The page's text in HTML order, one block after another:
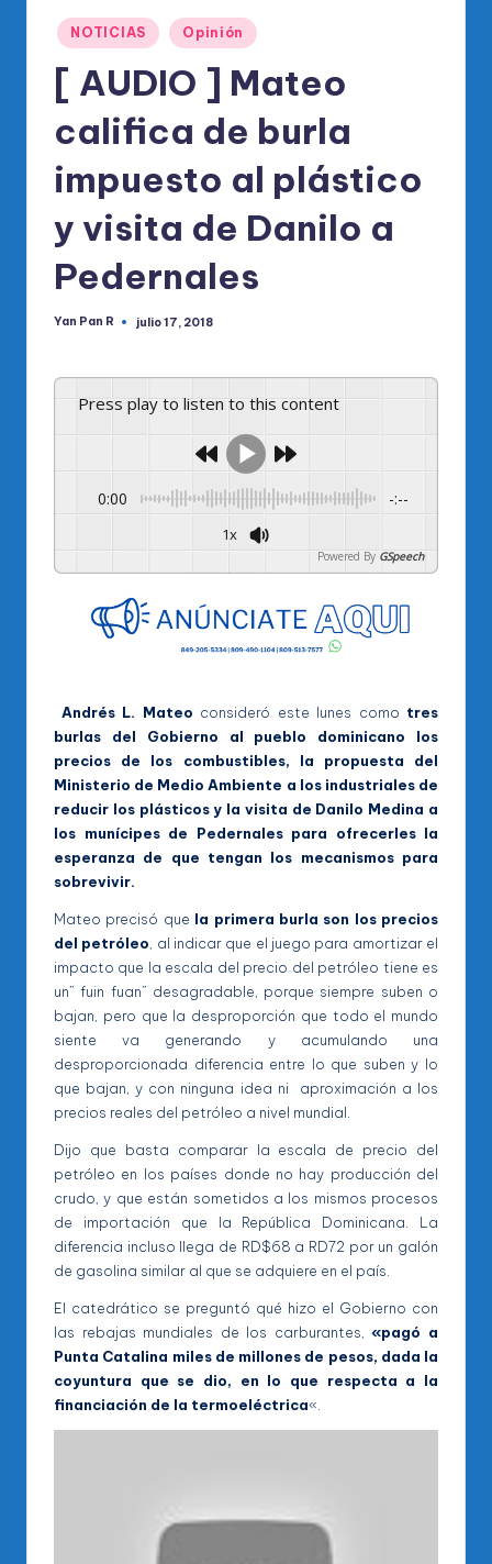
di
O
ci
al
el
Publicado
en
NOTICIAS Opinión
[ AUDIO ] Mateo
califica de burla
impuesto al plástico
y visita de Danilo a
Pedernales
Publicado
Yan Pan R julio 17, 2018
Press play to listen to this content
0:00 -:--
1x
Powered By GSpeech
Andrés L. Mateo consideró este lunes como tres
burlas del Gobierno al pueblo dominicano los
precios de los combustibles, la propuesta del
Ministerio de Medio Ambiente a los industriales de
reducir los plásticos y la visita de Danilo Medina a
los munícipes de Pedernales para ofrecerles la
esperanza de que tengan los mecanismos para
sobrevivir.
Mateo precisó que la primera burla son los precios
del petróleo , al indicar que el juego para amortizar el
impacto que la escala del precio del petróleo tiene es
un” fuin fuan” desagradable, porque siempre suben o
bajan, pero que la desproporción que todo el mundo
siente va generando y acumulando una
desproporcionada diferencia entre lo que suben y lo
que bajan, y con ninguna idea ni aproximación a los
precios reales del petróleo a nivel mundial.
Dijo que basta comparar la escala de precio del
petróleo en los países donde no hay producción del
crudo, y que están sometidos a los mismos procesos
de importación que la República Dominicana. La
diferencia incluso llega de RD$68 a RD72 por un galón
de gasolina similar al que se adquiere en el país.
El catedrático se preguntó qué hizo el Gobierno con
las rebajas mundiales de los carburantes,«pagó a
Punta Catalina miles de millones de pesos, dada la
coyuntura que se dio, en lo que respecta a la
financiación de la termoeléctrica«.